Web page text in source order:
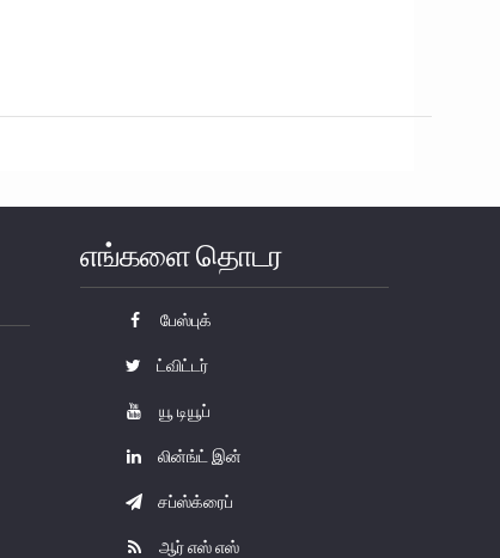
எங்களை தொடர
பேஸ்புக்
ட்விட்டர்
யூ டியூப்
லின்ங்ட் இன்
சப்ஸ்க்ரைப்
ஆர் எஸ் எஸ்